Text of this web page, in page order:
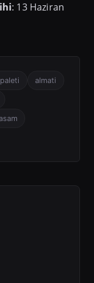
: 13 Haziran
almati